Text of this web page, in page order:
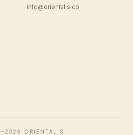
info@orientalis.co
ORIENTALIS